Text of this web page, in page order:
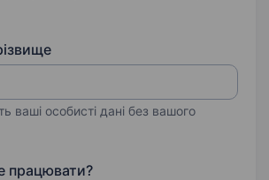
ваші особисті дані без вашого
працювати?